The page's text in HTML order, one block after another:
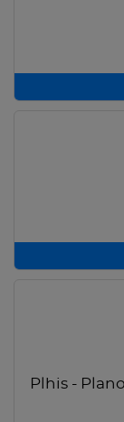
Plhis -